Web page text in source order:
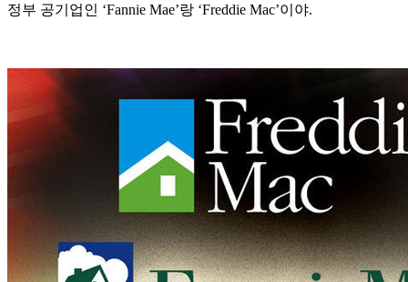
정부 공기업인 ‘Fannie Mae’랑 ‘Freddie Mac’이야.